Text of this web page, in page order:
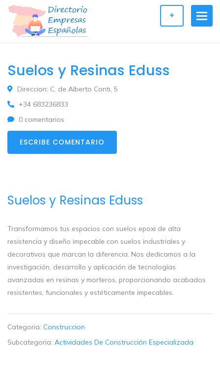
+
Suelos y Resinas Eduss
Direccion: C. de Alberto Conti, 5
+34 683236833
0 comentarios
ESCRIBE COMENTARIO
Suelos y Resinas Eduss
Transformamos tus espacios con suelos epoxi de alta
resistencia y diseño impecable con suelos industriales y
decorativos que marcan la diferencia. Nos dedicamos a la
investigación, desarrollo y aplicación de tecnologías
avanzadas en resinas y morteros, proporcionando acabados
resistentes, funcionales y estéticamente impecables.
Categoria: Construccion
Subcategoria: Actividades De Construcción Especializada